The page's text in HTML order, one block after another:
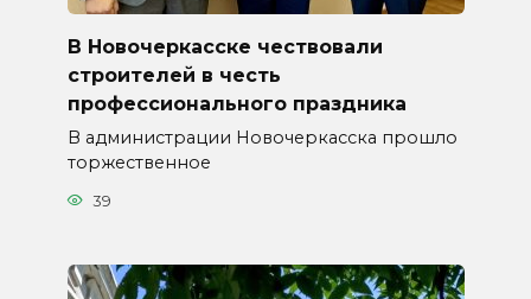
В Новочеркасске чествовали
строителей в честь
профессионального праздника
В администрации Новочеркасска прошло
торжественное
39